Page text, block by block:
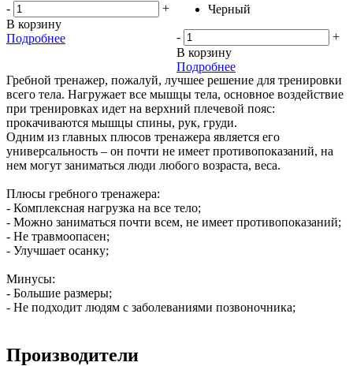
-
+
В корзину
Подробнее
Черный
-
+
В корзину
Подробнее
Гребной тренажер, пожалуй, лучшее решение для тренировки
всего тела. Нагружает все мышцы тела, основное воздействие
при тренировках идет на верхний плечевой пояс:
прокачиваются мышцы спины, рук, груди.
Одним из главных плюсов тренажера является его
универсальность – он почти не имеет противопоказаний, на
нем могут заниматься люди любого возраста, веса.
Плюсы гребного тренажера:
- Комплексная нагрузка на все тело;
- Можно заниматься почти всем, не имеет противопоказаний;
- Не травмоопасен;
- Улучшает осанку;
Минусы:
- Большие размеры;
- Не подходит людям с заболеваниями позвоночника;
Производители